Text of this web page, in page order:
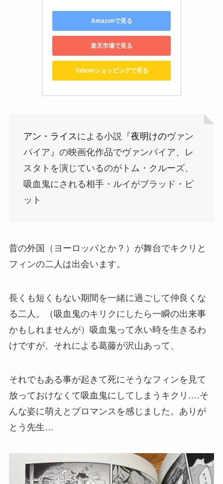
Amazonで見る
楽天市場で見る
Yahoo!ショッピングで見る
アン・ライスによる小説『夜明けのヴァン
パイア』の映画化作品でヴァンパイア、レ
スタトを演じているのがトム・クルーズ、
吸血鬼にされる相手・ルイがブラッド・ピ
ット
昔の外国（ヨーロッパとか？）が舞台でキクリと
フィンの二人は出会います。
長くも短くもない期間を一緒に過ごして仲良くな
る二人。（吸血鬼のキリクにしたら一瞬の出来事
かもしれませんが）吸血鬼って永い時を生きるわ
けですが、それによる葛藤が沢山あって、
それでもある事が起きて死にそうなフィンを見て
放っておけなくて吸血鬼にしてしまうキクリ….そ
んな姿に萌えとブロマンスを感じました。ありが
とう先生…